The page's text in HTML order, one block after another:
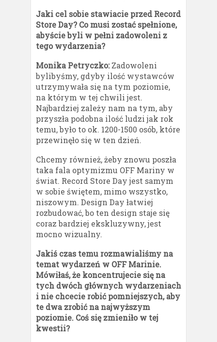
Jaki cel sobie stawiacie przed Record
Store Day? Co musi zostać spełnione,
abyście byli w pełni zadowoleni z
tego wydarzenia?
Monika Petryczko:Zadowoleni
bylibyśmy, gdyby ilość wystawców
utrzymywała się na tym poziomie,
na którym w tej chwili jest.
Najbardziej zależy nam na tym, aby
przyszła podobna ilość ludzi jak rok
temu, było to ok. 1200-1500 osób, które
przewinęło się w ten dzień.
Chcemy również, żeby znowu poszła
taka fala optymizmu OFF Mariny w
świat. Record Store Day jest samym
w sobie świętem, mimo wszystko,
niszowym. Design Day łatwiej
rozbudować, bo ten design staje się
coraz bardziej ekskluzywny, jest
mocno wizualny.
Jakiś czas temu rozmawialiśmy na
temat wydarzeń w OFF Marinie.
Mówiłaś, że koncentrujecie się na
tych dwóch głównych wydarzeniach
i nie chcecie robić pomniejszych, aby
te dwa zrobić na najwyższym
poziomie. Coś się zmieniło w tej
kwestii?